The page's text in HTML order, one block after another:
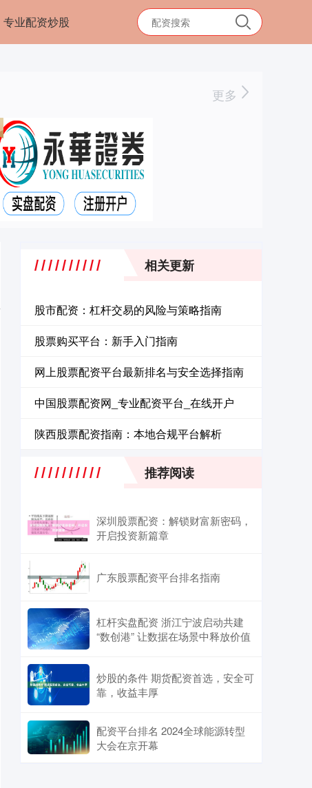
专业配资炒股
更多
相关更新
股市配资：杠杆交易的风险与策略指南
股票购买平台：新手入门指南
网上股票配资平台最新排名与安全选择指南
中国股票配资网_专业配资平台_在线开户
陕西股票配资指南：本地合规平台解析
推荐阅读
深圳股票配资：解锁财富新密码，
开启投资新篇章
广东股票配资平台排名指南
杠杆实盘配资 浙江宁波启动共建
“数创港” 让数据在场景中释放价值
炒股的条件 期货配资首选，安全可
靠，收益丰厚
配资平台排名 2024全球能源转型
大会在京开幕